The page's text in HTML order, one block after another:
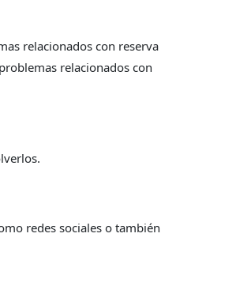
relacionados con reserva
relacionados con
redes sociales o también